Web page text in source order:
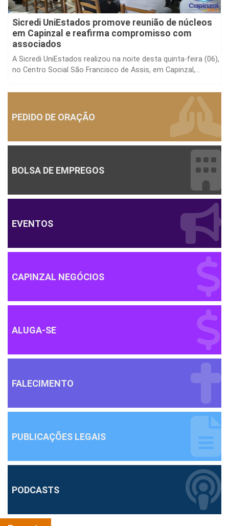
Sicredi UniEstados promove reunião de núcleos
em Capinzal e reafirma compromisso com
associados
A Sicredi UniEstados realizou na noite desta quinta-feira (06),
no Centro Social São Francisco de Assis, em Capinzal,...
PEDIDO DE ORAÇÃO
BOLSA DE EMPREGOS
EVENTOS
CAPINZAL NEGÓCIOS
ALUGA-SE
FALECIMENTO
PUBLICAÇÕES LEGAIS
PODCASTS